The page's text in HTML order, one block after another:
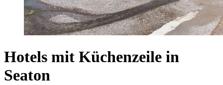
Hotels mit Küchenzeile in
Seaton